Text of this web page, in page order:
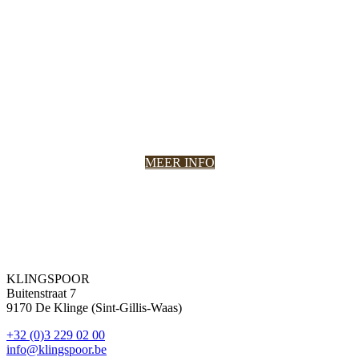
MEER INFO
KLINGSPOOR
Buitenstraat 7
9170 De Klinge (Sint-Gillis-Waas)
+32 (0)3 229 02 00
info@klingspoor.be